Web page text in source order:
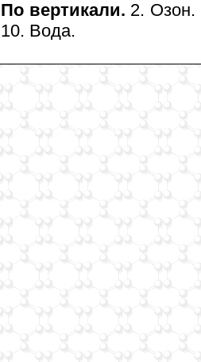
По вертикали. 2.
10. Вода.